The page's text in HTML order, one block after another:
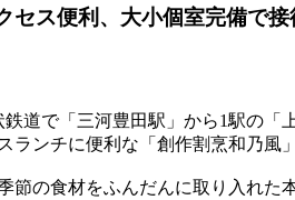
セス便利、大小個室完備で
道で「三河豊田駅」から1駅の「
ランチに便利な「創作割烹和乃風」
の食材をふんだんに取り入れた